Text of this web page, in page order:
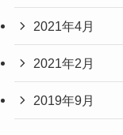
2021年4月
2021年2月
2019年9月